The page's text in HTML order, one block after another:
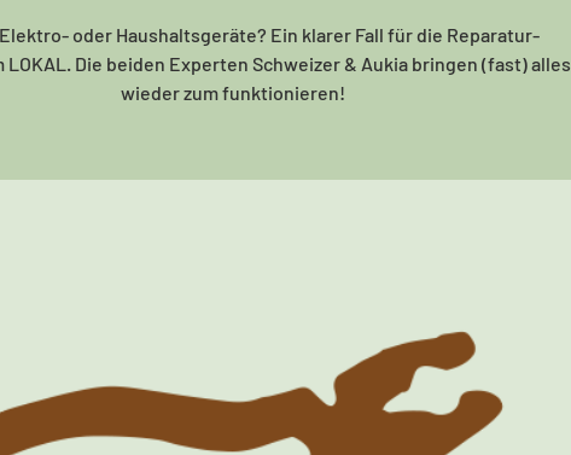
oder Haushaltsgeräte? Ein klarer Fall für die Reparatur-
Die beiden Experten Schweizer & Aukia bringen (fast) alles
wieder zum funktionieren!